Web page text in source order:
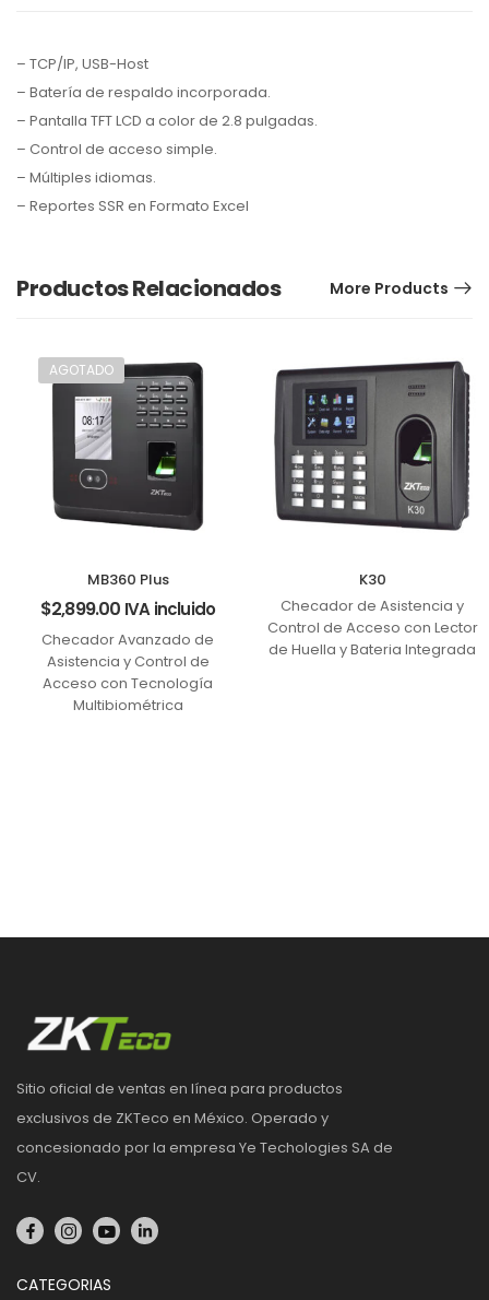
– TCP/IP, USB-Host
– Batería de respaldo incorporada.
– Pantalla TFT LCD a color de 2.8 pulgadas.
– Control de acceso simple.
– Múltiples idiomas.
– Reportes SSR en Formato Excel
Productos Relacionados More Products
AGOTADO
MB360 Plus
$2,899.00 IVA incluido
Checador Avanzado de
Asistencia y Control de
Acceso con Tecnología
Multibiométrica
K30
Checador de Asistencia y
Control de Acceso con Lector
de Huella y Bateria Integrada
Sitio oficial de ventas en línea para productos
exclusivos de ZKTeco en México. Operado y
concesionado por la empresa Ye Techologies SA de
CV.
CATEGORIAS
Correo electrónico
Teléfono
Cuentanos un poco más acerca de la
Enviar